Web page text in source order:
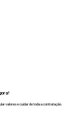
valores e cuidar de toda a contratação.